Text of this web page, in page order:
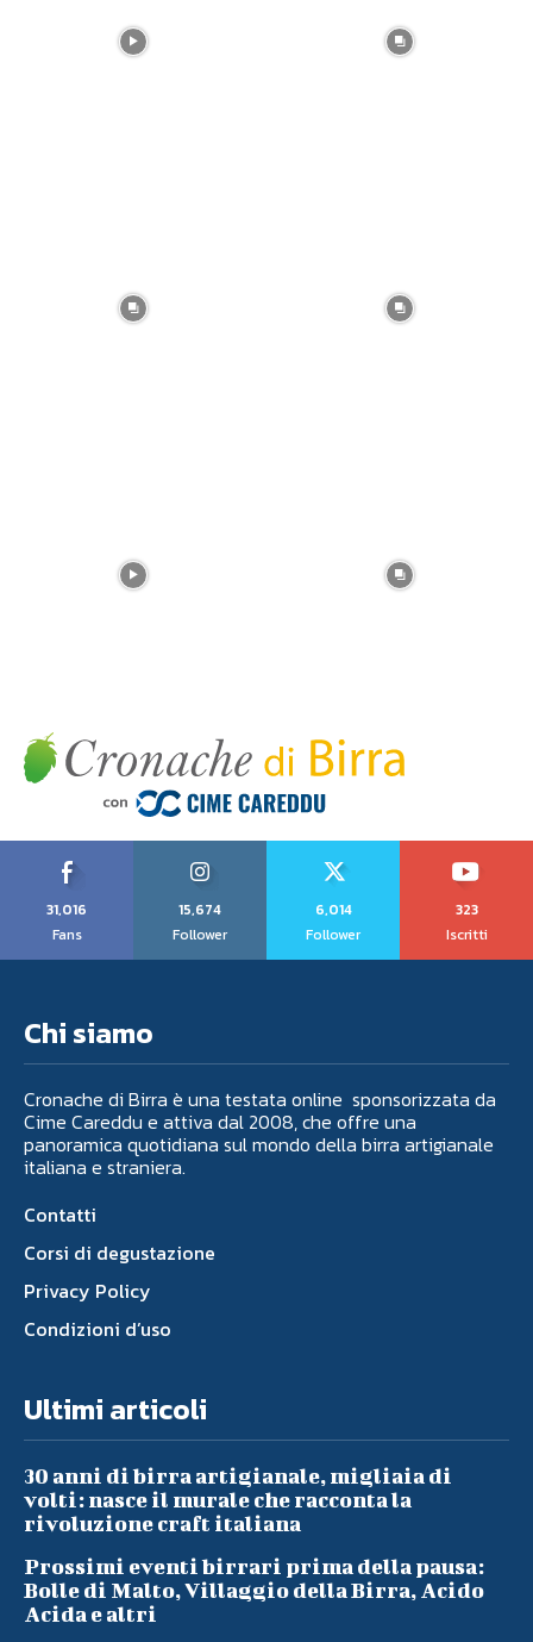
31,016
Fans
15,674
Follower
6,014
Follower
323
Iscritti
Chi siamo
Cronache di Birra è una testata online sponsorizzata da
Cime Careddu e attiva dal 2008, che offre una
panoramica quotidiana sul mondo della birra artigianale
italiana e straniera.
Contatti
Corsi di degustazione
Privacy Policy
Condizioni d’uso
Ultimi articoli
30 anni di birra artigianale, migliaia di
volti: nasce il murale che racconta la
rivoluzione craft italiana
Prossimi eventi birrari prima della pausa:
Bolle di Malto, Villaggio della Birra, Acido
Acida e altri